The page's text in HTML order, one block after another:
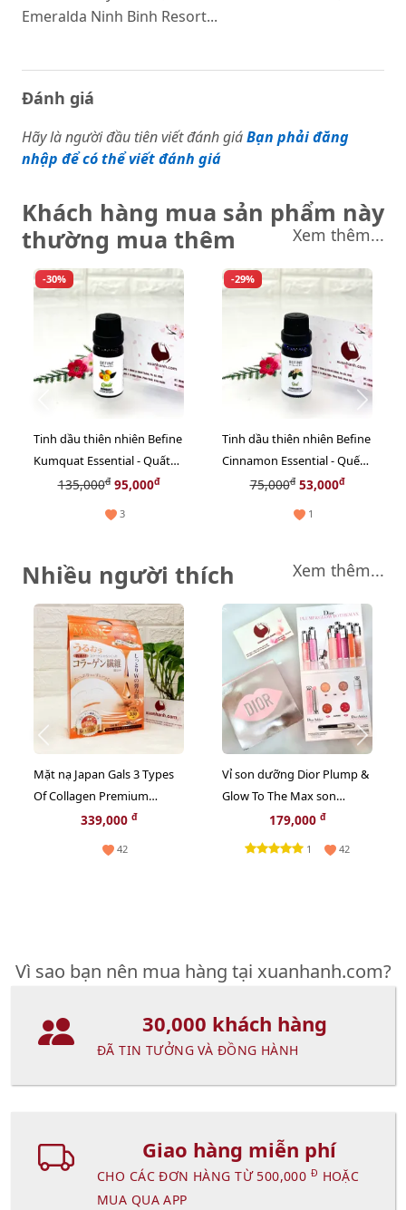
Emeralda Ninh Binh Resort...
Đánh giá
Hãy là người đầu tiên viết đánh giáBạn phải đăng
nhập để có thể viết đánh giá
Khách hàng mua sản phẩm này
thường mua thêm
Xem thêm...
-30%
Tinh dầu thiên nhiên Befine
Kumquat Essential - Quất
(Tắc) thư giãn, giảm say xe,
135,000đ95,000đ
3
-29%
Tinh dầu thiên nhiên Befine
Cinnamon Essential - Quế
khử mùi tốt, giảm sưng
75,000đ53,000đ
1
Nhiều người thích Xem thêm...
Mặt nạ Japan Gals 3 Types
Of Collagen Premium
chống lão hóa, săn chắc da,
339,000 đ
42
Vỉ son dưỡng Dior Plump &
Glow To The Max son
dưỡng ẩm tăng sắc cho
môi 2in1
179,000 đ
1 42
Vì sao bạn nên mua hàng tại xuanhanh.com?
30,000 khách hàng
ĐÃ TIN TƯỞNG VÀ ĐỒNG HÀNH
Giao hàng miễn phí
CHO CÁC ĐƠN HÀNG TỪ 500,000 Đ HOẶC
MUA QUA APP